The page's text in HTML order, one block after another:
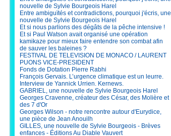
nouvelle de Sylvie Bourgeois Harel
Entre ambiguïtés et contradictions, pourquoi j'écris, une
nouvelle de Sylvie Bourgeois Harel
Et si nous parlions des dégâts de la pêche intensive !
Et si Paul Watson avait organisé une opération
kamikaze pour mieux faire entendre son combat afin
de sauver les baleines ?
FESTIVAL DE TELEVISION DE MONACO / LAURENT
PUONS VICE-PRESIDENT
Fonds de Dotation Pierre Rabhi
François Gervais. L’urgence climatique est un leurre.
Interview de Yannick Urrien. Kernews.
GABRIEL, une nouvelle de Sylvie Bourgeois Harel
Georges Cravenne, créateur des César, des Molière et
des 7 d'Or
Georges Wilson - notre rencontre autour d'Eurydice,
une pièce de Jean Anouilh
GILLES, une nouvelle de Sylvie Bourgeois - Brèves
enfances - Éditions Au Diable Vauvert